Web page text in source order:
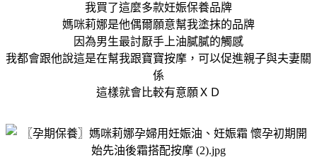
我買了這麼多款妊娠保養品牌
媽咪莉娜是他偶爾願意幫我塗抹的品牌
因為男生最討厭手上油膩膩的觸感
我都會跟他說這是在幫我跟寶寶按摩，可以促進親子與夫妻關
係
這樣就會比較有意願ＸＤ